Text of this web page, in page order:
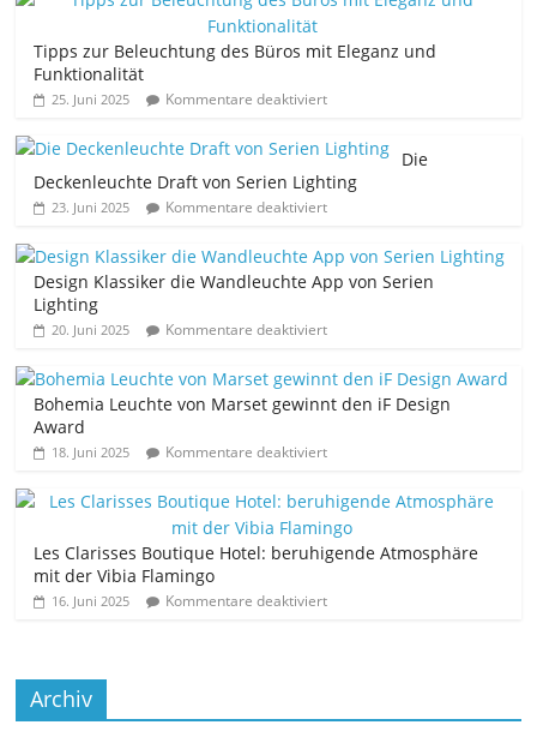
Tipps zur Beleuchtung des Büros mit Eleganz und
Funktionalität
25. Juni 2025 Kommentare deaktiviert
Die
Deckenleuchte Draft von Serien Lighting
23. Juni 2025 Kommentare deaktiviert
Design Klassiker die Wandleuchte App von Serien
Lighting
20. Juni 2025 Kommentare deaktiviert
Bohemia Leuchte von Marset gewinnt den iF Design
Award
18. Juni 2025 Kommentare deaktiviert
Les Clarisses Boutique Hotel: beruhigende Atmosphäre
mit der Vibia Flamingo
16. Juni 2025 Kommentare deaktiviert
Archiv